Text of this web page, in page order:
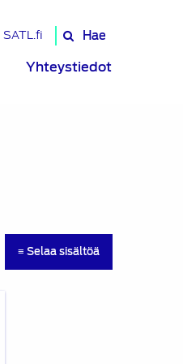
SATL.fi
Hae
Hae
Yhteystiedot
≡ Selaa sisältöä